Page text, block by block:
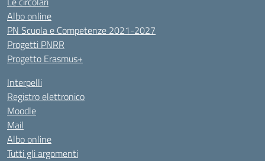
Albo online
PN Scuola e Competenze 2021-2027
Progetti PNRR
Progetto Erasmus+
Interpelli
Registro elettronico
Moodle
Mail
Albo online
Tutti gli argomenti